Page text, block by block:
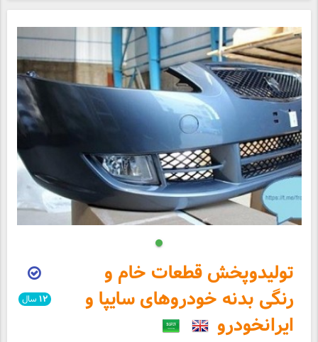
تولیدوپخش قطعات خام و
رنگی بدنه خودروهای سایپا و
ایرانخودرو
۱۲ سال